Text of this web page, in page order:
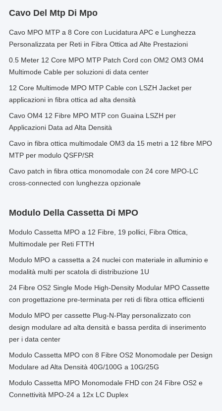
Cavo Del Mtp Di Mpo
Cavo MPO MTP a 8 Core con Lucidatura APC e Lunghezza
Personalizzata per Reti in Fibra Ottica ad Alte Prestazioni
0.5 Meter 12 Core MPO MTP Patch Cord con OM2 OM3 OM4
Multimode Cable per soluzioni di data center
12 Core Multimode MPO MTP Cable con LSZH Jacket per
applicazioni in fibra ottica ad alta densità
Cavo OM4 12 Fibre MPO MTP con Guaina LSZH per
Applicazioni Data ad Alta Densità
Cavo in fibra ottica multimodale OM3 da 15 metri a 12 fibre MPO
MTP per modulo QSFP/SR
Cavo patch in fibra ottica monomodale con 24 core MPO-LC
cross-connected con lunghezza opzionale
Modulo Della Cassetta Di MPO
Modulo Cassetta MPO a 12 Fibre, 19 pollici, Fibra Ottica,
Multimodale per Reti FTTH
Modulo MPO a cassetta a 24 nuclei con materiale in alluminio e
modalità multi per scatola di distribuzione 1U
24 Fibre OS2 Single Mode High-Density Modular MPO Cassette
con progettazione pre-terminata per reti di fibra ottica efficienti
Modulo MPO per cassette Plug-N-Play personalizzato con
design modulare ad alta densità e bassa perdita di inserimento
per i data center
Modulo Cassetta MPO con 8 Fibre OS2 Monomodale per Design
Modulare ad Alta Densità 40G/100G a 10G/25G
Modulo Cassetta MPO Monomodale FHD con 24 Fibre OS2 e
Connettività MPO-24 a 12x LC Duplex